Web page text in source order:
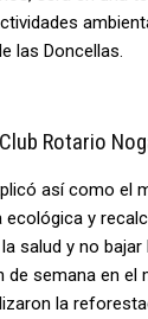
las Doncellas.
Rotario
así como el
y
salud y no bajar
de semana en el
la